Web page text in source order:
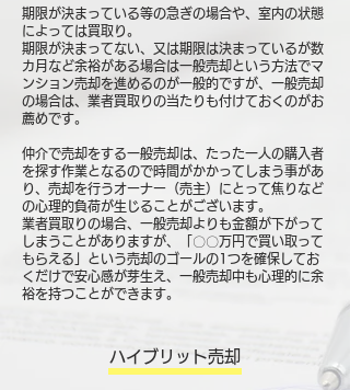
期限が決まっている等の急ぎの場合や、室内の状態
によっては買取り。
期限が決まってない、又は期限は決まっているが数
カ月など余裕がある場合は一般売却という方法でマ
ンション売却を進めるのが一般的ですが、一般売却
の場合は、業者買取りの当たりも付けておくのがお
薦めです。
仲介で売却をする一般売却は、たった一人の購入者
を探す作業となるので時間がかかってしまう事があ
り、売却を行うオーナー（売主）にとって焦りなど
の心理的負荷が生じることがございます。
業者買取りの場合、一般売却よりも金額が下がって
しまうことがありますが、「〇〇万円で買い取って
もらえる」という売却のゴールの1つを確保してお
くだけで安心感が芽生え、一般売却中も心理的に余
裕を持つことができます。
ハイブリット売却